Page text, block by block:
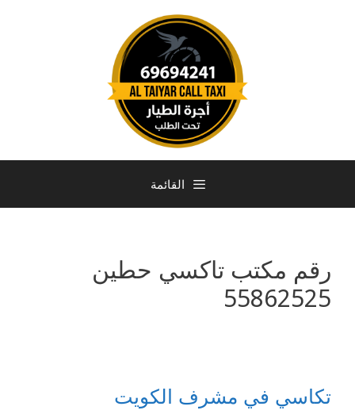
القائمة
رقم مكتب تاكسي حطين
55862525
تكاسي في مشرف الكويت